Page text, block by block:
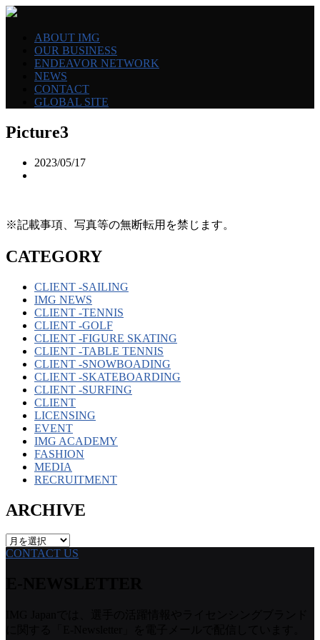
ABOUT IMG
OUR BUSINESS
ENDEAVOR NETWORK
NEWS
CONTACT
GLOBAL SITE
Picture3
2023/05/17
※記載事項、写真等の無断転用を禁じます。
CATEGORY
CLIENT -SAILING
IMG NEWS
CLIENT -TENNIS
CLIENT -GOLF
CLIENT -FIGURE SKATING
CLIENT -TABLE TENNIS
CLIENT -SNOWBOADING
CLIENT -SKATEBOARDING
CLIENT -SURFING
CLIENT
LICENSING
EVENT
IMG ACADEMY
FASHION
MEDIA
RECRUITMENT
ARCHIVE
ARCHIVE
CONTACT US